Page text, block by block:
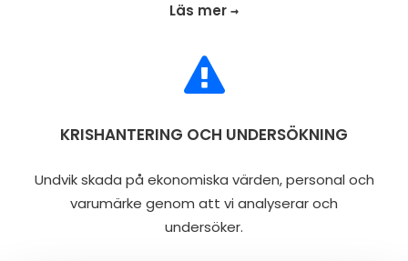
Läs mer →
KRISHANTERING OCH UNDERSÖKNING
Undvik skada på ekonomiska värden, personal och
varumärke genom att vi analyserar och
undersöker.